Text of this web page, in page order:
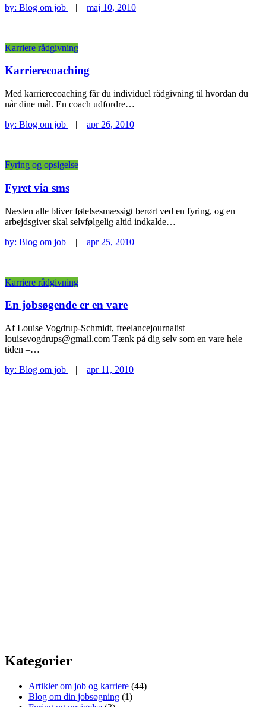
by: Blog om job | maj 10, 2010
Karriere rådgivning
Karrierecoaching
Med karrierecoaching får du individuel rådgivning til hvordan du
når dine mål. En coach udfordre…
by: Blog om job | apr 26, 2010
Fyring og opsigelse
Fyret via sms
Næsten alle bliver følelsesmæssigt berørt ved en fyring, og en
arbejdsgiver skal selvfølgelig altid indkalde…
by: Blog om job | apr 25, 2010
Karriere rådgivning
En jobsøgende er en vare
Af Louise Vogdrup-Schmidt, freelancejournalist
louisevogdrups@gmail.com Tænk på dig selv som en vare hele
tiden –…
by: Blog om job | apr 11, 2010
Kategorier
Artikler om job og karriere (44)
Blog om din jobsøgning (1)